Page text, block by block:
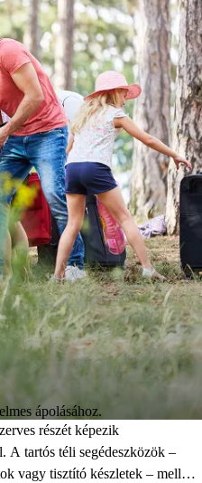
ápolásához.
részét képezik
A tartós téli segédeszközök –
vagy tisztító készletek – mellé